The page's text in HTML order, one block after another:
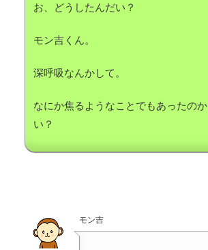
お、どうしたんだい？
モン吉くん。
深呼吸なんかして。
なにか焦るようなことでもあったのか
い？
モン吉